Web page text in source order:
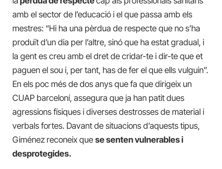
amb el sector de l’educació i el que passa amb els
mestres: “Hi ha una pèrdua de respecte que no s’ha
produït d’un dia per l’altre, sinó que ha estat gradual, i
la gent es creu amb el dret de cridar-te i dir-te que et
paguen el sou i, per tant, has de fer el que ells vulguin”.
En els poc més de dos anys que fa que dirigeix un
CUAP barceloní, assegura que ja han patit dues
agressions físiques i diverses destrosses de material i
verbals fortes. Davant de situacions d’aquests tipus,
Giménez reconeix que se senten vulnerables i
desprotegides.